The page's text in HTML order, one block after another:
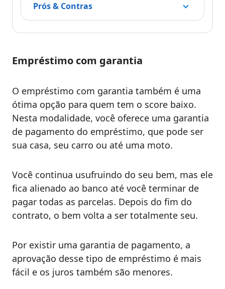
Prós & Contras
Empréstimo com garantia
O empréstimo com garantia também é uma
ótima opção para quem tem o score baixo.
Nesta modalidade, você oferece uma garantia
de pagamento do empréstimo, que pode ser
sua casa, seu carro ou até uma moto.
Você continua usufruindo do seu bem, mas ele
fica alienado ao banco até você terminar de
pagar todas as parcelas. Depois do fim do
contrato, o bem volta a ser totalmente seu.
Por existir uma garantia de pagamento, a
aprovação desse tipo de empréstimo é mais
fácil e os juros também são menores.